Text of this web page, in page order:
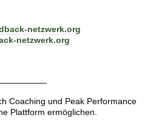
netzwerk.org
netzwerk.org
Coaching und Peak Performance
Plattform ermöglichen.